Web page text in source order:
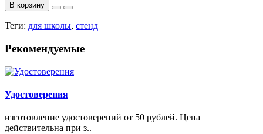
В корзину
Теги: для школы, стенд
Рекомендуемые
Удостоверения
изготовление удостоверений от 50 рублей. Цена
действительна при з..